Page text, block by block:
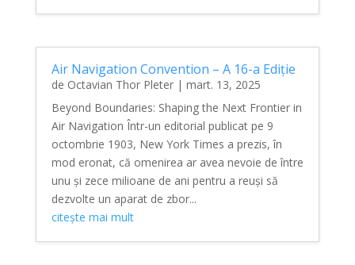
Air Navigation Convention – A 16-a Ediție
de Octavian Thor Pleter| mart. 13, 2025
Beyond Boundaries: Shaping the Next Frontier in
Air Navigation Într-un editorial publicat pe 9
octombrie 1903, New York Times a prezis, în
mod eronat, că omenirea ar avea nevoie de între
unu și zece milioane de ani pentru a reuși să
dezvolte un aparat de zbor...
citește mai mult